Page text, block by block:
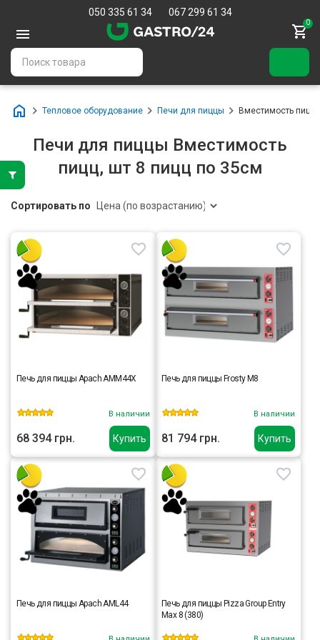
050 335 61 34 067 299 61 34
0
Тепловое оборудование Печи для пиццы Вместимость
Печи для пиццы Вместимость
пицц, шт 8 пицц по 35см
Сортировать по
Купить
Печь для пиццы Apach AMM44X
В наличии
68 394 грн. Купить
Печь для пиццы Frosty M8
В наличии
81 794 грн.
Печь для пиццы Apach AML44
Печь для пиццы Pizza Group Entry
Max 8 (380)